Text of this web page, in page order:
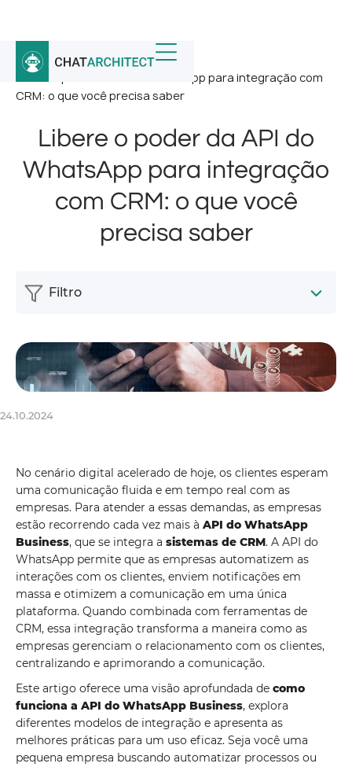
Início Notícias /
Libere o poder da API do WhatsApp para integração com
CRM: o que você precisa saber
Libere o poder da API do
WhatsApp para integração
com CRM: o que você
precisa saber
24.10.2024
No cenário digital acelerado de hoje, os clientes esperam
uma comunicação fluida e em tempo real com as
empresas. Para atender a essas demandas, as empresas
estão recorrendo cada vez mais à API do WhatsApp
Business, que se integra a sistemas de CRM. A API do
WhatsApp permite que as empresas automatizem as
interações com os clientes, enviem notificações em
massa e otimizem a comunicação em uma única
plataforma. Quando combinada com ferramentas de
CRM, essa integração transforma a maneira como as
empresas gerenciam o relacionamento com os clientes,
centralizando e aprimorando a comunicação.
Este artigo oferece uma visão aprofundada de como
funciona a API do WhatsApp Business, explora
diferentes modelos de integração e apresenta as
melhores práticas para um uso eficaz. Seja você uma
pequena empresa buscando automatizar processos ou
Filtro